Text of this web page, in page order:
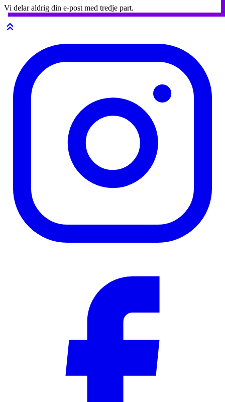
Vi delar aldrig din e-post med tredje part.